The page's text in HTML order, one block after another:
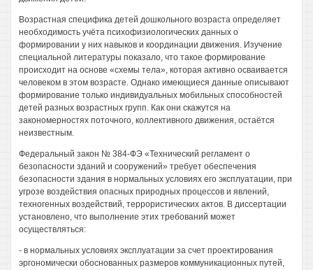
Возрастная специфика детей дошкольного возраста определяет
необходимость учёта психофизиологических данных о
формировании у них навыков и координации движения. Изучение
специальной литературы показало, что такое формирование
происходит на основе «схемы тела», которая активно осваивается
человеком в этом возрасте. Однако имеющиеся данные описывают
формирование только индивидуальных мобильных способностей
детей разных возрастных групп. Как они скажутся на
закономерностях поточного, коллективного движения, остаётся
неизвестным.
Федеральный закон № 384-ФЭ «Технический регламент о
безопасности зданий и сооружений» требует обеспечения
безопасности здания в нормальных условиях его эксплуатации, при
угрозе воздействия опасных природных процессов и явлений,
техногенных воздействий, террористических актов. В диссертации
установлено, что выполнение этих требований может
осуществляться:
- в нормальных условиях эксплуатации за счет проектирования
эргономически обоснованных размеров коммуникационных путей,